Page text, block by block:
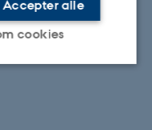
Accepter alle
cookies